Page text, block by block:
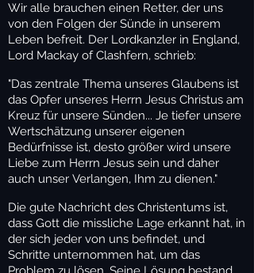
Wir alle brauchen einen Retter, der uns
von den Folgen der Sünde in unserem
Leben befreit. Der Lordkanzler in England,
Lord Mackay of Clashfern, schrieb:
"Das zentrale Thema unseres Glaubens ist
das Opfer unseres Herrn Jesus Christus am
Kreuz für unsere Sünden... Je tiefer unsere
Wertschätzung unserer eigenen
Bedürfnisse ist, desto größer wird unsere
Liebe zum Herrn Jesus sein und daher
auch unser Verlangen, Ihm zu dienen."
Die gute Nachricht des Christentums ist,
dass Gott die missliche Lage erkannt hat, in
der sich jeder von uns befindet, und
Schritte unternommen hat, um das
Problem zu lösen. Seine Lösung bestand